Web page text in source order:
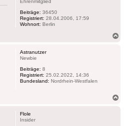
Beiträge: 36450
Registriert: 28.04.2006, 17:59
Wohnort: Berlin
Astranutzer
Newbie
Beiträge: 8
Registriert: 25.02.2022, 14:36
Bundesland: Nordrhein-Westfalen
Flole
Insider